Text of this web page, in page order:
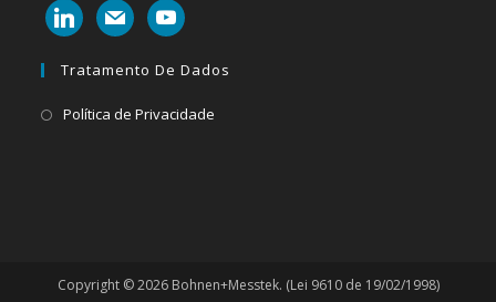
linkedinmail youtube
Tratamento De Dados
Política de Privacidade
Copyright © 2026 Bohnen+Messtek. (Lei 9610 de 19/02/1998)